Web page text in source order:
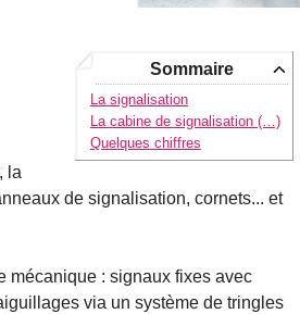
Sommaire
La signalisation
La cabine de signalisation (…)
Quelques chiffres
la
de signalisation, cornets... et
mécanique : signaux fixes avec
via un système de tringles